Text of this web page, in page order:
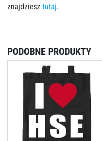
znajdziesz tutaj.
PODOBNE PRODUKTY